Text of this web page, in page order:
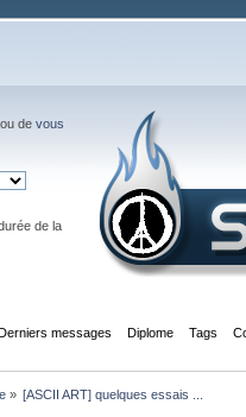
ou de vous
de la
messages Diplome Tags
» [ASCII ART] quelques essais ...